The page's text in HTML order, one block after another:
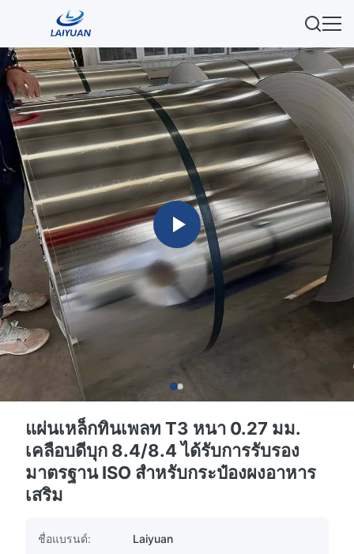
แผ่นเหล็กทินเพลท T3 หนา 0.27 มม.
เคลือบดีบุก 8.4/8.4 ได้รับการรับรอง
มาตรฐาน ISO สำหรับกระป๋องผงอาหาร
เสริม
ชื่อแบรนด์:
Laiyuan